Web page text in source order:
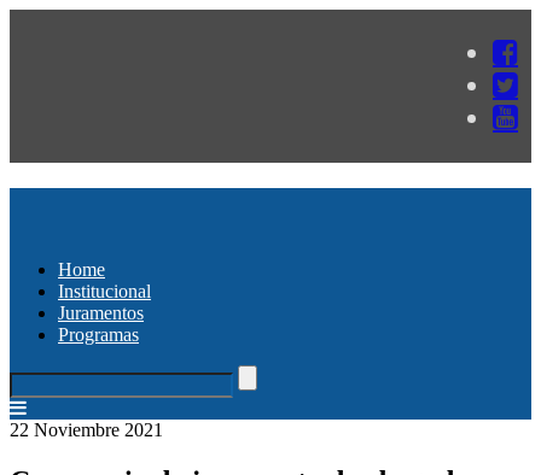
Home
Institucional
Juramentos
Programas
22 Noviembre 2021